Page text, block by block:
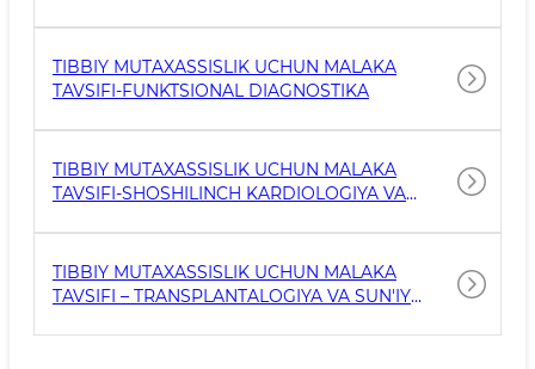
TIBBIY MUTAXASSISLIK UCHUN MALAKA
TAVSIFI-FUNKTSIONAL DIAGNOSTIKA
TIBBIY MUTAXASSISLIK UCHUN MALAKA
TAVSIFI-SHOSHILINCH KARDIOLOGIYA VA
TIBBIY MUTAXASSISLIK UCHUN MALAKA
TAVSIFI – TRANSPLANTALOGIYA VA SUN'IY